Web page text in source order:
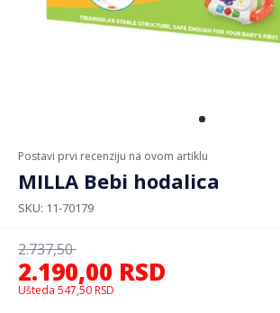
Postavi prvi recenziju na ovom artiklu
MILLA Bebi hodalica
SKU 11-70179
2.190,00 RSD
2.737,50
Ušteda 547,50 RSD